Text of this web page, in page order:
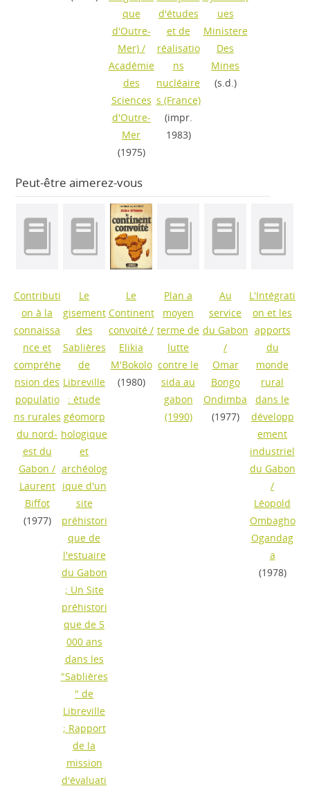
que
d'Outre-
Mer)/
Académie
des
Sciences
d'Outre-
Mer
(1975)
d'études
et de
réalisatio
ns
nucléaire
s (France)
(impr.
1983)
ues
Ministere
Des
Mines
(s.d.)
Peut-être aimerez-vous
Contributi
on à la
connaissa
nce et
compréhe
nsion des
populatio
ns rurales
du nord-
est du
Gabon /
Laurent
Biffot
(1977)
Le
gisement
des
Sablières
de
Libreville
: étude
géomorp
hologique
et
archéolog
ique d'un
site
préhistori
que de
l'estuaire
du Gabon
; Un Site
préhistori
que de 5
000 ans
dans les
"Sablières
" de
Libreville
; Rapport
de la
mission
d'évaluati
Le
Continent
convoité /
Elikia
M'Bokolo
(1980)
Plan a
moyen
terme de
lutte
contre le
sida au
gabon
(1990)
Au
service
du Gabon
/
Omar
Bongo
Ondimba
(1977)
L'Intégrati
on et les
apports
du
monde
rural
dans le
développ
ement
industriel
du Gabon
/
Léopold
Ombagho
Ogandag
a
(1978)